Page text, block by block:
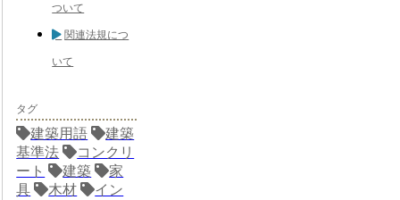
ついて
関連法規につ
いて
タグ
建築用語
建築
基準法
コンクリ
ート
建築
家
具
木材
イン